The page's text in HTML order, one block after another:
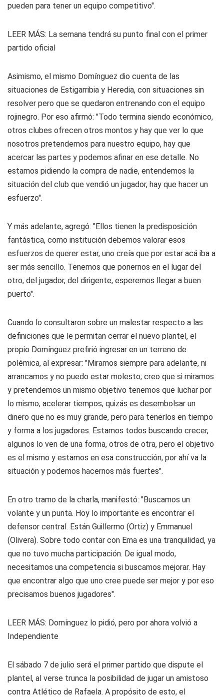
pueden para tener un equipo competitivo".
LEER MÁS: La semana tendrá su punto final con el primer
partido oficial
Asimismo, el mismo Domínguez dio cuenta de las
situaciones de Estigarribia y Heredia, con situaciones sin
resolver pero que se quedaron entrenando con el equipo
rojinegro. Por eso afirmó: "Todo termina siendo económico,
otros clubes ofrecen otros montos y hay que ver lo que
nosotros pretendemos para nuestro equipo, hay que
acercar las partes y podemos afinar en ese detalle. No
estamos pidiendo la compra de nadie, entendemos la
situación del club que vendió un jugador, hay que hacer un
esfuerzo".
Y más adelante, agregó: "Ellos tienen la predisposición
fantástica, como institución debemos valorar esos
esfuerzos de querer estar, uno creía que por estar acá iba a
ser más sencillo. Tenemos que ponernos en el lugar del
otro, del jugador, del dirigente, esperemos llegar a buen
puerto".
Cuando lo consultaron sobre un malestar respecto a las
definiciones que le permitan cerrar el nuevo plantel, el
propio Domínguez prefirió ingresar en un terreno de
polémica, al expresar: "Miramos siempre para adelante, ni
arrancamos y no puedo estar molesto; creo que si miramos
y pretendemos un mismo objetivo tenemos que luchar por
lo mismo, acelerar tiempos, quizás es desembolsar un
dinero que no es muy grande, pero para tenerlos en tiempo
y forma a los jugadores. Estamos todos buscando crecer,
algunos lo ven de una forma, otros de otra, pero el objetivo
es el mismo y estamos en esa construcción, por ahí va la
situación y podemos hacernos más fuertes".
En otro tramo de la charla, manifestó: "Buscamos un
volante y un punta. Hoy lo importante es encontrar el
defensor central. Están Guillermo (Ortiz) y Emmanuel
(Olivera). Sobre todo contar con Ema es una tranquilidad, ya
que no tuvo mucha participación. De igual modo,
necesitamos una competencia si buscamos mejorar. Hay
que encontrar algo que uno cree puede ser mejor y por eso
precisamos buenos jugadores".
LEER MÁS: Domínguez lo pidió, pero por ahora volvió a
Independiente
El sábado 7 de julio será el primer partido que dispute el
plantel, al verse trunca la posibilidad de jugar un amistoso
contra Atlético de Rafaela. A propósito de esto, el